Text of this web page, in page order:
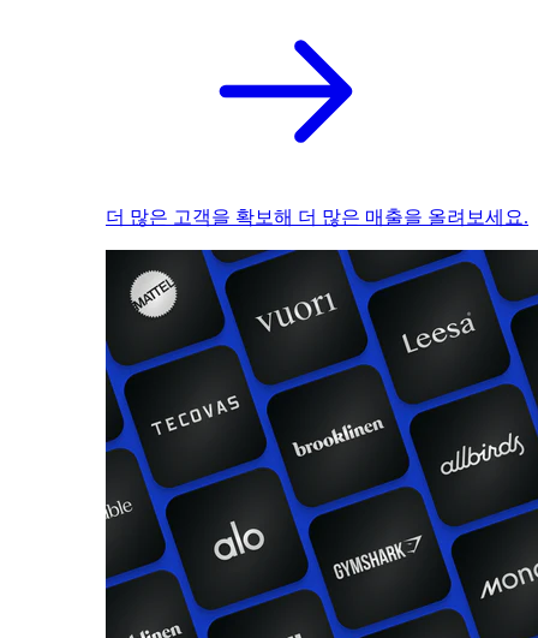
더 많은 고객을 확보해 더 많은 매출을 올려보세요.